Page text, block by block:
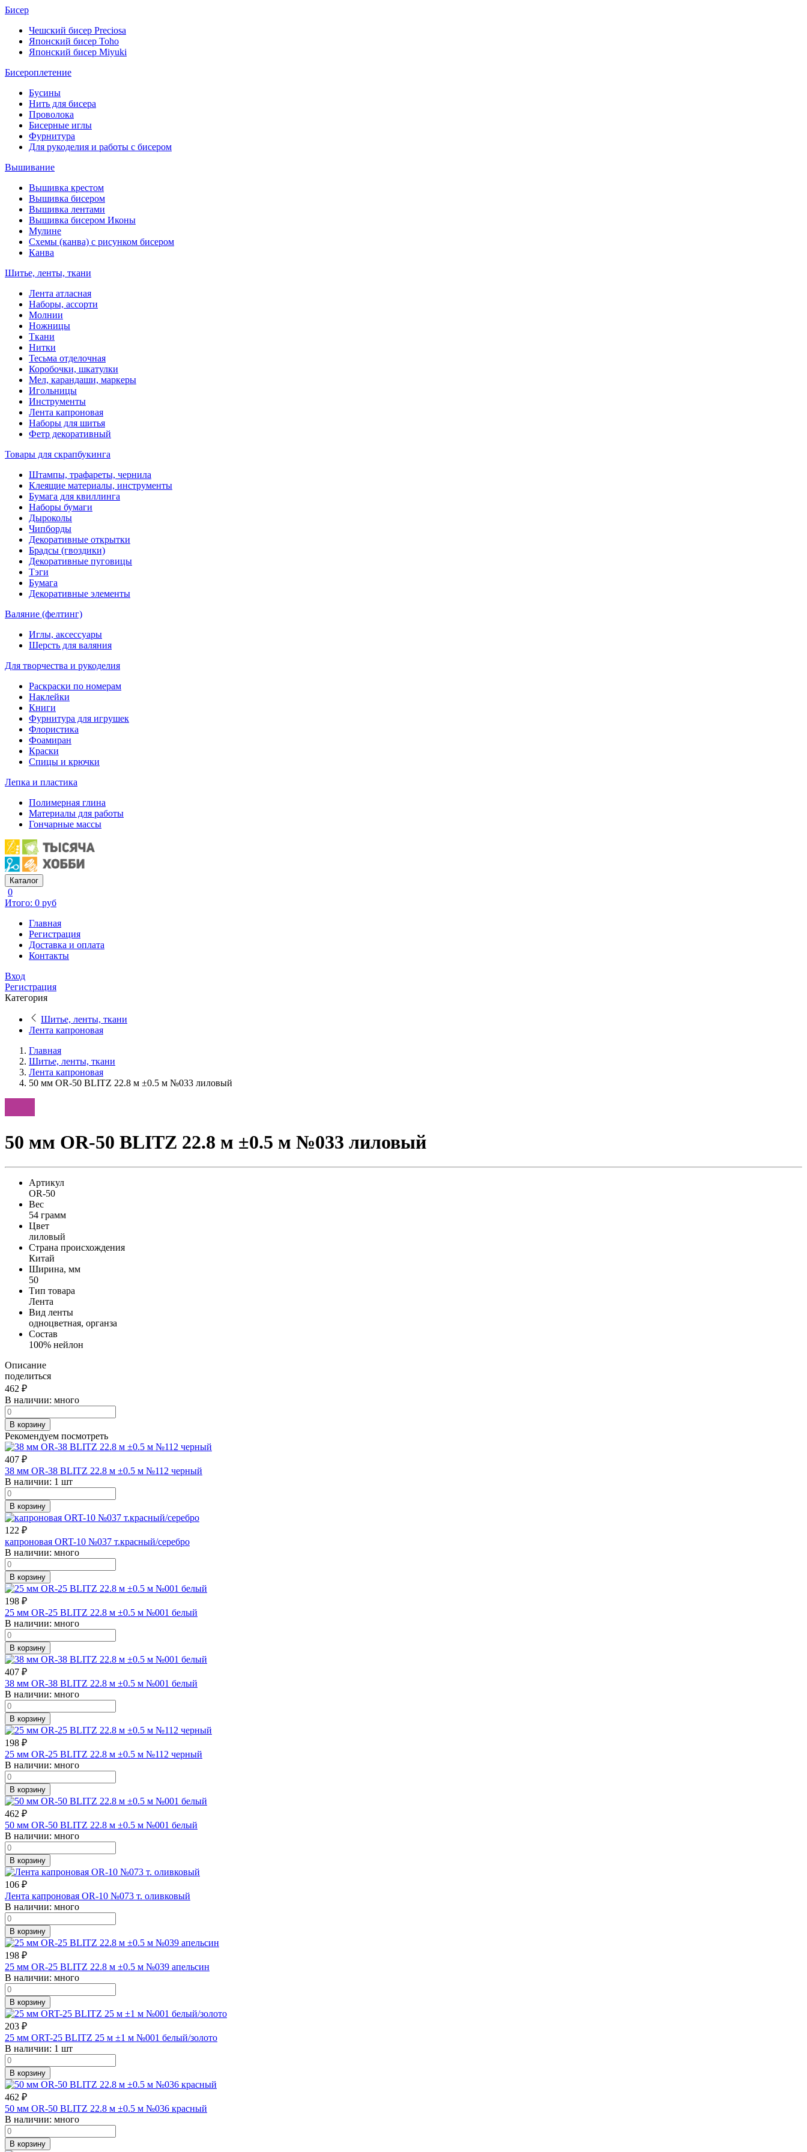
Бисер
Чешский бисер Preciosa
Японский бисер Toho
Японский бисер Miyuki
Бисероплетение
Бусины
Нить для бисера
Проволока
Бисерные иглы
Фурнитура
Для рукоделия и работы с бисером
Вышивание
Вышивка крестом
Вышивка бисером
Вышивка лентами
Вышивка бисером Иконы
Мулине
Схемы (канва) с рисунком бисером
Канва
Шитье, ленты, ткани
Лента атласная
Наборы, ассорти
Молнии
Ножницы
Ткани
Нитки
Тесьма отделочная
Коробочки, шкатулки
Мел, карандаши, маркеры
Игольницы
Инструменты
Лента капроновая
Наборы для шитья
Фетр декоративный
Товары для скрапбукинга
Штампы, трафареты, чернила
Клеящие материалы, инструменты
Бумага для квиллинга
Наборы бумаги
Дыроколы
Чипборды
Декоративные открытки
Брадсы (гвоздики)
Декоративные пуговицы
Тэги
Бумага
Декоративные элементы
Валяние (фелтинг)
Иглы, аксессуары
Шерсть для валяния
Для творчества и рукоделия
Раскраски по номерам
Наклейки
Книги
Фурнитура для игрушек
Флористика
Фоамиран
Краски
Спицы и крючки
Лепка и пластика
Полимерная глина
Материалы для работы
Гончарные массы
Каталог
0
Итого: 0 руб
Главная
Регистрация
Доставка и оплата
Контакты
Вход
Регистрация
Категория
Шитье, ленты, ткани
Лента капроновая
Главная
Шитье, ленты, ткани
Лента капроновая
50 мм OR-50 BLITZ 22.8 м ±0.5 м №033 лиловый
50 мм OR-50 BLITZ 22.8 м ±0.5 м №033 лиловый
Артикул
OR-50
Вес
54 грамм
Цвет
лиловый
Страна происхождения
Китай
Ширина, мм
50
Тип товара
Лента
Вид ленты
одноцветная, органза
Состав
100% нейлон
Описание
поделиться
462 ₽
В наличии: много
В корзину
Рекомендуем посмотреть
407 ₽
38 мм OR-38 BLITZ 22.8 м ±0.5 м №112 черный
В наличии: 1 шт
В корзину
122 ₽
капроновая ORT-10 №037 т.красный/серебро
В наличии: много
В корзину
198 ₽
25 мм OR-25 BLITZ 22.8 м ±0.5 м №001 белый
В наличии: много
В корзину
407 ₽
38 мм OR-38 BLITZ 22.8 м ±0.5 м №001 белый
В наличии: много
В корзину
198 ₽
25 мм OR-25 BLITZ 22.8 м ±0.5 м №112 черный
В наличии: много
В корзину
462 ₽
50 мм OR-50 BLITZ 22.8 м ±0.5 м №001 белый
В наличии: много
В корзину
106 ₽
Лента капроновая OR-10 №073 т. оливковый
В наличии: много
В корзину
198 ₽
25 мм OR-25 BLITZ 22.8 м ±0.5 м №039 апельсин
В наличии: много
В корзину
203 ₽
25 мм ORT-25 BLITZ 25 м ±1 м №001 белый/золото
В наличии: 1 шт
В корзину
462 ₽
50 мм OR-50 BLITZ 22.8 м ±0.5 м №036 красный
В наличии: много
В корзину